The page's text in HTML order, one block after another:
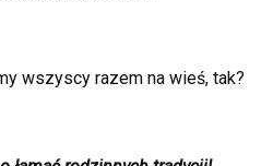
wszyscy razem na wieś, tak?